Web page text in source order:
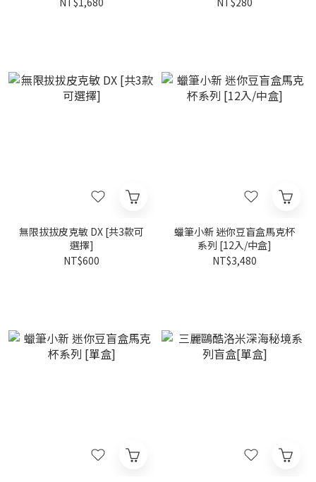
無限拔拔皮克敏 DX [共3款可
選擇]
NT$600
蠟筆小新 迷你豆盲盒馬克杯
系列 [12入/中盒]
NT$3,480